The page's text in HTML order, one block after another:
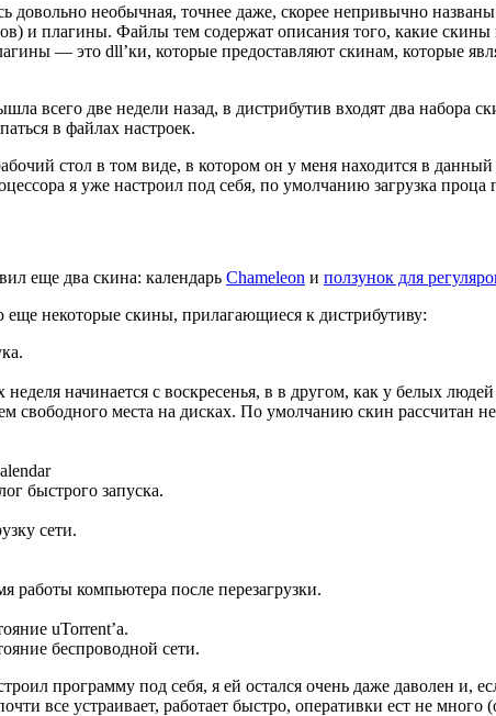
довольно необычная, точнее даже, скорее непривычно
и плагины. Файлы тем содержат описания того, какие
— это dll’ки, которые предоставляют скинам, которые
всего две недели назад, в дистрибутив входят два
в файлах настроек.
стол в том виде, в котором он у меня находится в
я уже настроил под себя, по умолчанию загрузка
еще два скина: календарь Chameleon и ползунок для
некоторые скины, прилагающиеся к дистрибутиву:
начинается с воскресенья, в в другом, как у белых
места на дисках. По умолчанию скин рассчитан
быстрого запуска.
сети.
компьютера после перезагрузки.
uTorrent’а.
беспроводной сети.
программу под себя, я ей остался очень даже даволен
все устраивает, работает быстро, оперативки ест не много